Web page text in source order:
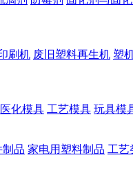
刷机 废旧塑料再生机 塑
医化模具 工艺模具 玩具模
制品 家电用塑料制品 工艺